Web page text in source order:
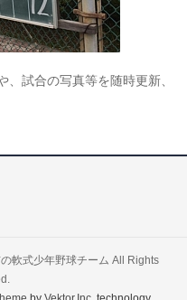
試合の写真等を随時更新、
軟式少年野球チーム All Rights